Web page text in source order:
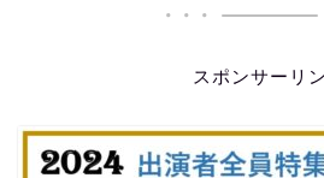
スポンサーリ